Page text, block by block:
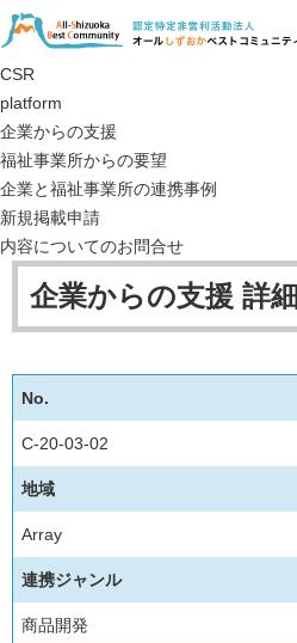
CSR
platform
企業からの支援
福祉事業所からの要望
企業と福祉事業所の連携事例
新規掲載申請
内容についてのお問合せ
企業からの支援 詳細
No.
C-20-03-02
地域
Array
連携ジャンル
商品開発